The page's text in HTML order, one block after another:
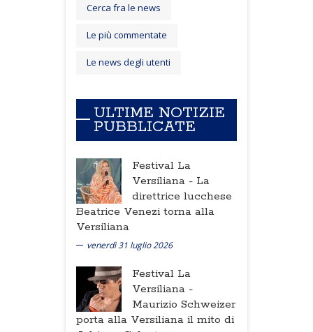
Cerca fra le news
Le più commentate
Le news degli utenti
ULTIME NOTIZIE
PUBBLICATE
Festival La
Versiliana - La
direttrice lucchese
Beatrice Venezi torna alla
Versiliana
venerdì 31 luglio 2026
Festival La
Versiliana -
Maurizio Schweizer
porta alla Versiliana il mito di